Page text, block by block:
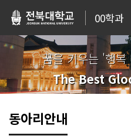
00학과
꿈을 키우는 '행
The Best
동아리안내